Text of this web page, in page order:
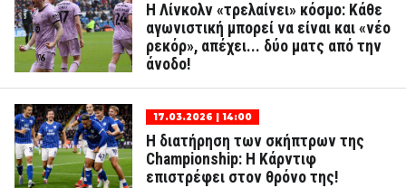
H Λίνκολν «τρελαίνει» κόσμο: Κάθε
αγωνιστική μπορεί να είναι και «νέο
ρεκόρ», απέχει... δύο ματς από την
άνοδο!
17.03.2026 | 14:00
Η διατήρηση των σκήπτρων της
Championship: Η Κάρντιφ
επιστρέφει στον θρόνο της!